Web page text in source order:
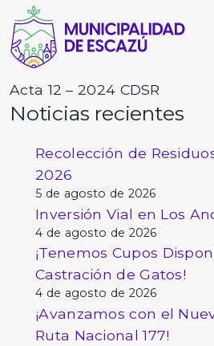
Acta 12 – 2024 CDSR
Noticias recientes
Recolección de
2026
5 de agosto de 2026
Inversión Vial en Los
4 de agosto de 2026
¡Tenemos Cupos
Castración de Gatos!
4 de agosto de 2026
¡Avanzamos con el
Ruta Nacional 177!